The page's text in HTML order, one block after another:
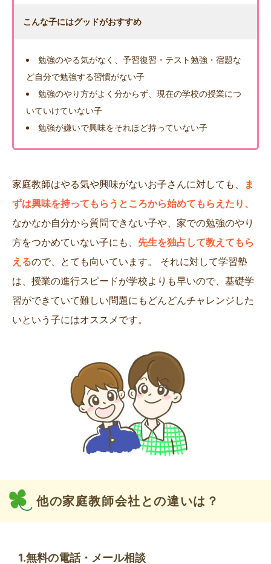
こんな子にはグッドがおすすめ
勉強のやる気がなく、予習復習・テスト勉強・宿題な
ど自分で勉強する習慣がない子
勉強のやり方がよく分からず、現在の学校の授業につ
いていけていない子
勉強が嫌いで興味をそれほど持っていない子
家庭教師はやる気や興味がないお子さんに対しても、
ま
ずは興味を持ってもらうところから始めてもらえたり、
なかなか自分から質問できない子や、家での勉強のやり
方をつかめていない子にも、 先生を独占して教えてもら
えるので、とても向いています。 それに対して学習塾
は、授業の進行スピードが学校よりも早いので、基礎学
習ができていて難しい問題にもどんどんチャレンジした
いという子にはオススメです。
他の家庭教師会社との違いは？
1.無料の電話・メール相談